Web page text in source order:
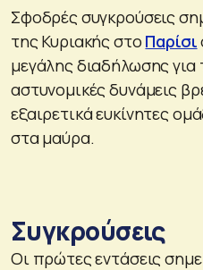
Σφοδρές συγκρούσεις
της Κυριακής στο Παρίσι
μεγάλης διαδήλωσης
αστυνομικές δυνάμεις
εξαιρετικά ευκίνητες
στα μαύρα.
Συγκρούσεις
Οι πρώτες εντάσεις